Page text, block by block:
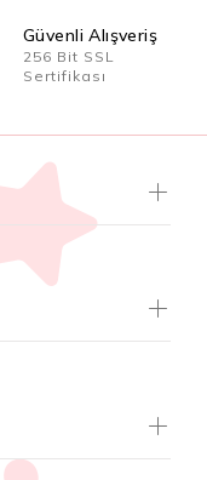
Güvenli Alışveriş
256 Bit SSL
Sertifikası